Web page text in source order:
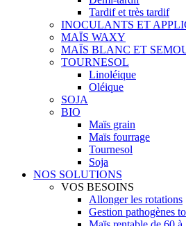
Tardif et très tardif
INOCULANTS ET
MAÏS WAXY
MAÏS BLANC ET
TOURNESOL
Linoléique
Oléique
SOJA
BIO
Maïs grain
Maïs fourrage
Tournesol
Soja
NOS SOLUTIONS
VOS BESOINS
Allonger les rotations
Gestion pathogènes